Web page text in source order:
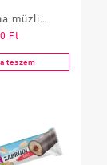
müzli
35g
magvas
Ft
teszem